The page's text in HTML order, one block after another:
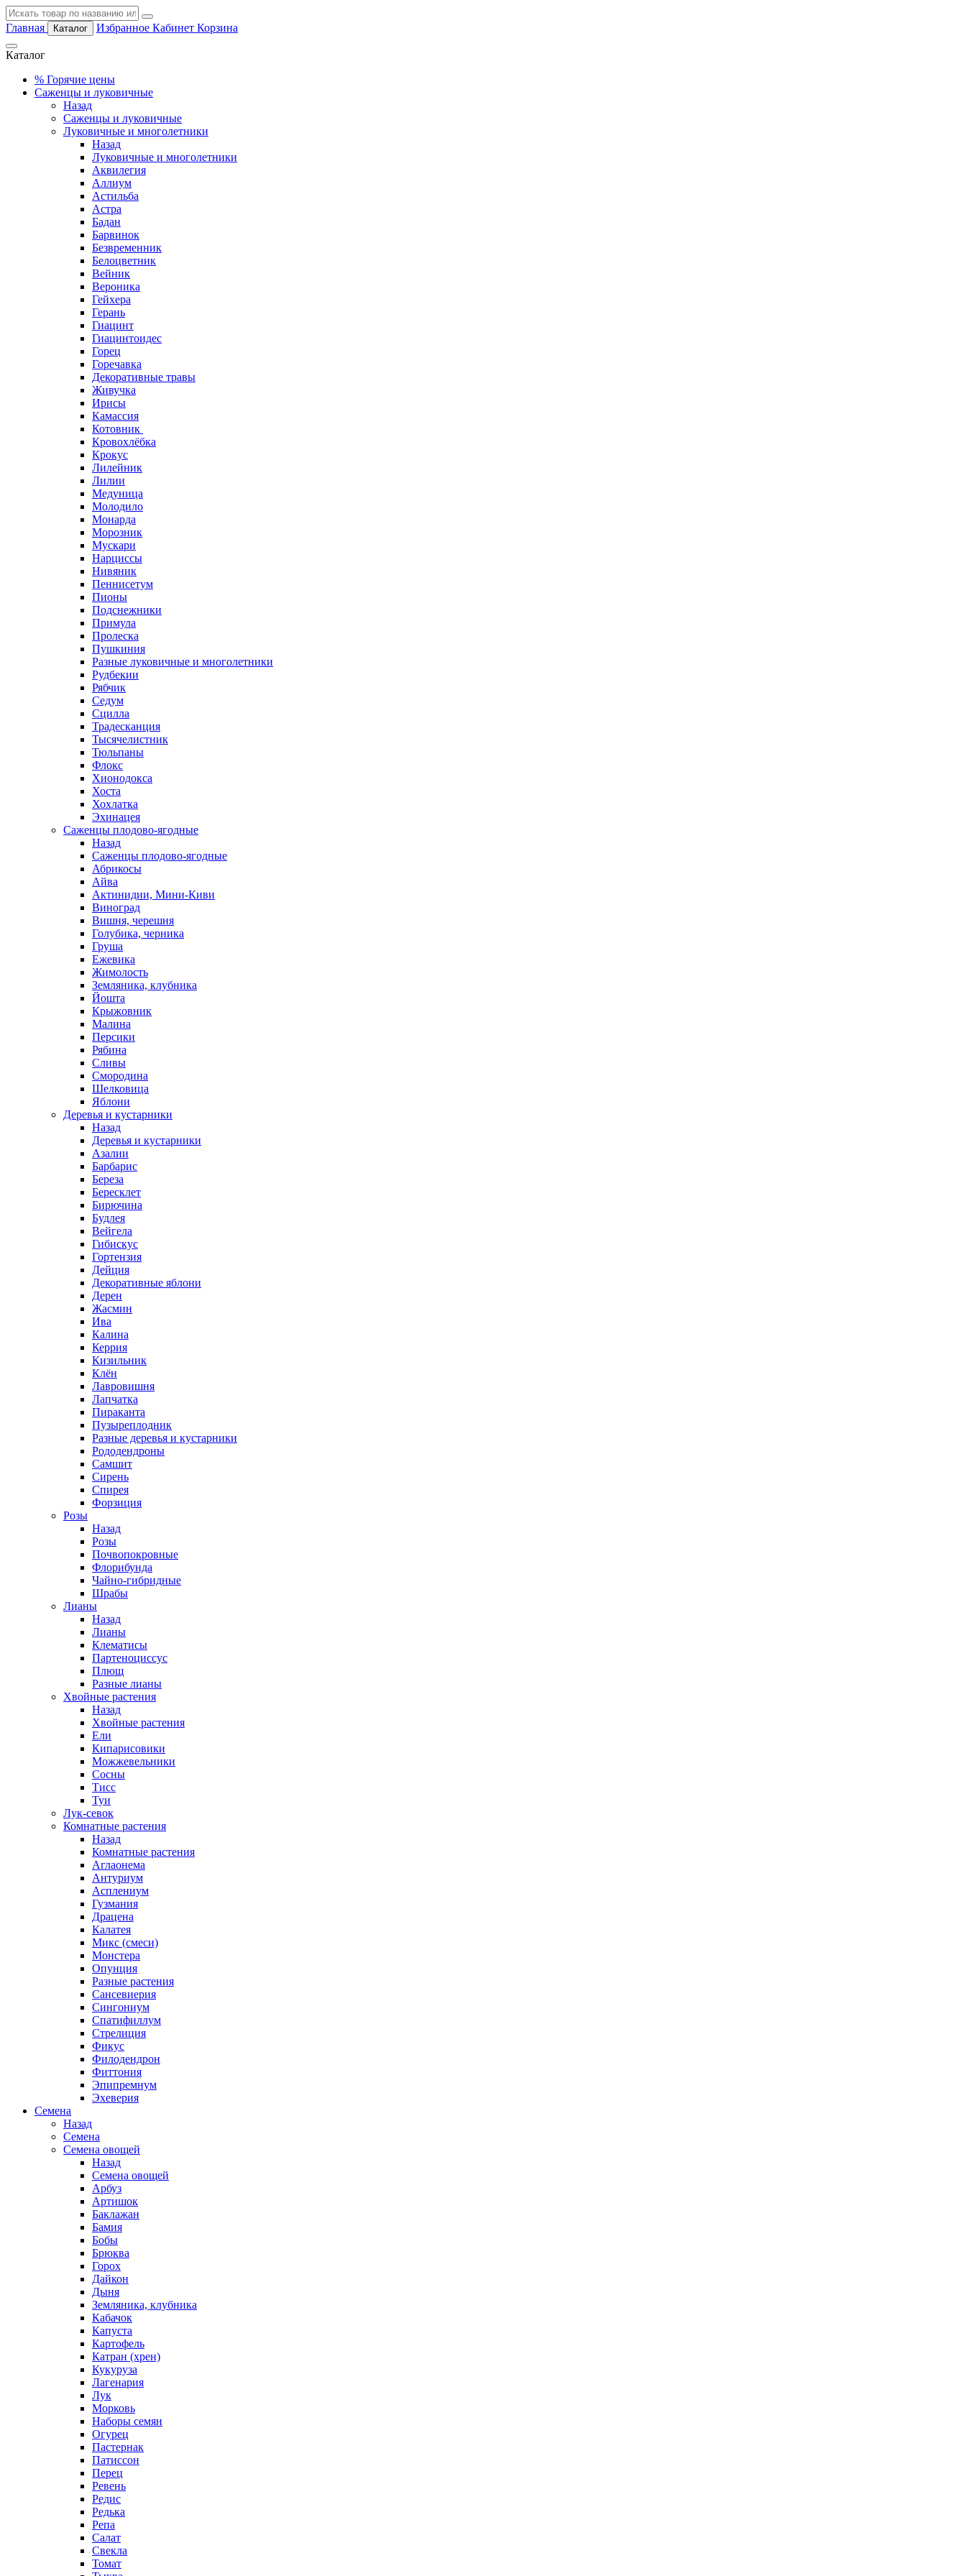
Главная Каталог Избранное Кабинет Корзина
Каталог
% Горячие цены
Саженцы и луковичные
Назад
Саженцы и луковичные
Луковичные и многолетники
Назад
Луковичные и многолетники
Аквилегия
Аллиум
Астильба
Астра
Бадан
Барвинок
Безвременник
Белоцветник
Вейник
Вероника
Гейхера
Герань
Гиацинт
Гиацинтоидес
Горец
Горечавка
Декоративные травы
Живучка
Ирисы
Камассия
Котовник
Кровохлёбка
Крокус
Лилейник
Лилии
Медуница
Молодило
Монарда
Морозник
Мускари
Нарциссы
Нивяник
Пеннисетум
Пионы
Подснежники
Примула
Пролеска
Пушкиния
Разные луковичные и многолетники
Рудбекии
Рябчик
Седум
Сцилла
Традесканция
Тысячелистник
Тюльпаны
Флокс
Хионодокса
Хоста
Хохлатка
Эхинацея
Саженцы плодово-ягодные
Назад
Саженцы плодово-ягодные
Абрикосы
Айва
Актинидии, Мини-Киви
Виноград
Вишня, черешня
Голубика, черника
Груша
Ежевика
Жимолость
Земляника, клубника
Йошта
Крыжовник
Малина
Персики
Рябина
Сливы
Смородина
Шелковица
Яблони
Деревья и кустарники
Назад
Деревья и кустарники
Азалии
Барбарис
Береза
Бересклет
Бирючина
Будлея
Вейгела
Гибискус
Гортензия
Дейция
Декоративные яблони
Дерен
Жасмин
Ива
Калина
Керрия
Кизильник
Клён
Лавровишня
Лапчатка
Пираканта
Пузыреплодник
Разные деревья и кустарники
Рододендроны
Самшит
Сирень
Спирея
Форзиция
Розы
Назад
Розы
Почвопокровные
Флорибунда
Чайно-гибридные
Шрабы
Лианы
Назад
Лианы
Клематисы
Партеноциссус
Плющ
Разные лианы
Хвойные растения
Назад
Хвойные растения
Ели
Кипарисовики
Можжевельники
Сосны
Тисс
Туи
Лук-севок
Комнатные растения
Назад
Комнатные растения
Аглаонема
Антуриум
Асплениум
Гузмания
Драцена
Калатея
Микс (смеси)
Монстера
Опунция
Разные растения
Сансевиерия
Сингониум
Спатифиллум
Стрелиция
Фикус
Филодендрон
Фиттония
Эпипремнум
Эхеверия
Семена
Назад
Семена
Семена овощей
Назад
Семена овощей
Арбуз
Артишок
Баклажан
Бамия
Бобы
Брюква
Горох
Дайкон
Дыня
Земляника, клубника
Кабачок
Капуста
Картофель
Катран (хрен)
Кукуруза
Лагенария
Лук
Морковь
Наборы семян
Огурец
Пастернак
Патиссон
Перец
Ревень
Редис
Редька
Репа
Салат
Свекла
Томат